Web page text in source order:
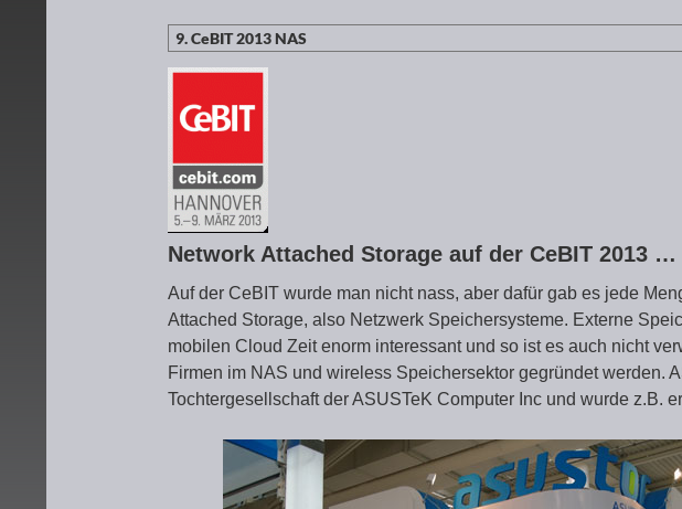
Network Attached Storage auf der CeBIT 2013 …
Auf der CeBIT wurde man nicht nass, aber dafür gab es jede
Attached Storage, also Netzwerk Speichersysteme. Externe
mobilen Cloud Zeit enorm interessant und so ist es auch nicht
Firmen im NAS und wireless Speichersektor gegründet werden.
Tochtergesellschaft der ASUSTeK Computer Inc und wurde z.B.